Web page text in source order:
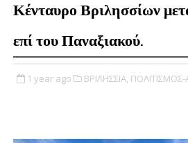
Κένταυρο Βριλησσίων
επί του Παναξιακού.
1 year ago ΒΡΙΛΗΣΣΙΑ,